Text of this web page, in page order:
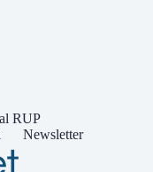
RUP
Newsletter